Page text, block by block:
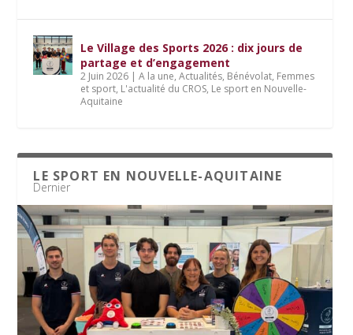
Le Village des Sports 2026 : dix jours de
partage et d’engagement
2 Juin 2026 |A la une,Actualités, Bénévolat, Femmes
et sport, L'actualité du CROS, Le sport en Nouvelle-
Aquitaine
LE SPORT EN NOUVELLE-AQUITAINE
Dernier